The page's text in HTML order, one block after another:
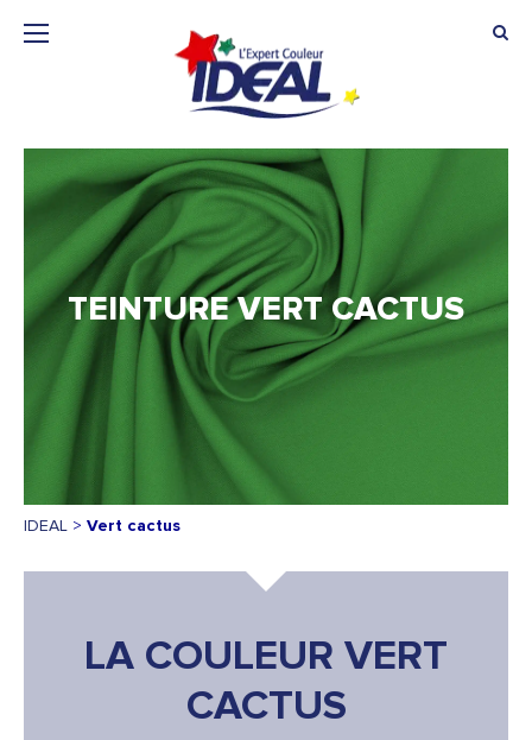
TEINTURE VERT CACTUS
IDEAL > Vert cactus
LA COULEUR VERT
CACTUS